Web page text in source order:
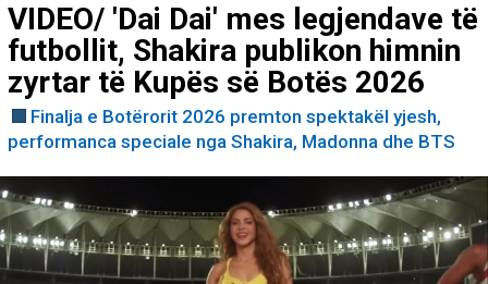
VIDEO/ 'Dai Dai' mes legjendave të
futbollit, Shakira publikon himnin
zyrtar të Kupës së Botës 2026
Finalja e Botërorit 2026 premton spektakël yjesh,
performanca speciale nga Shakira, Madonna dhe BTS